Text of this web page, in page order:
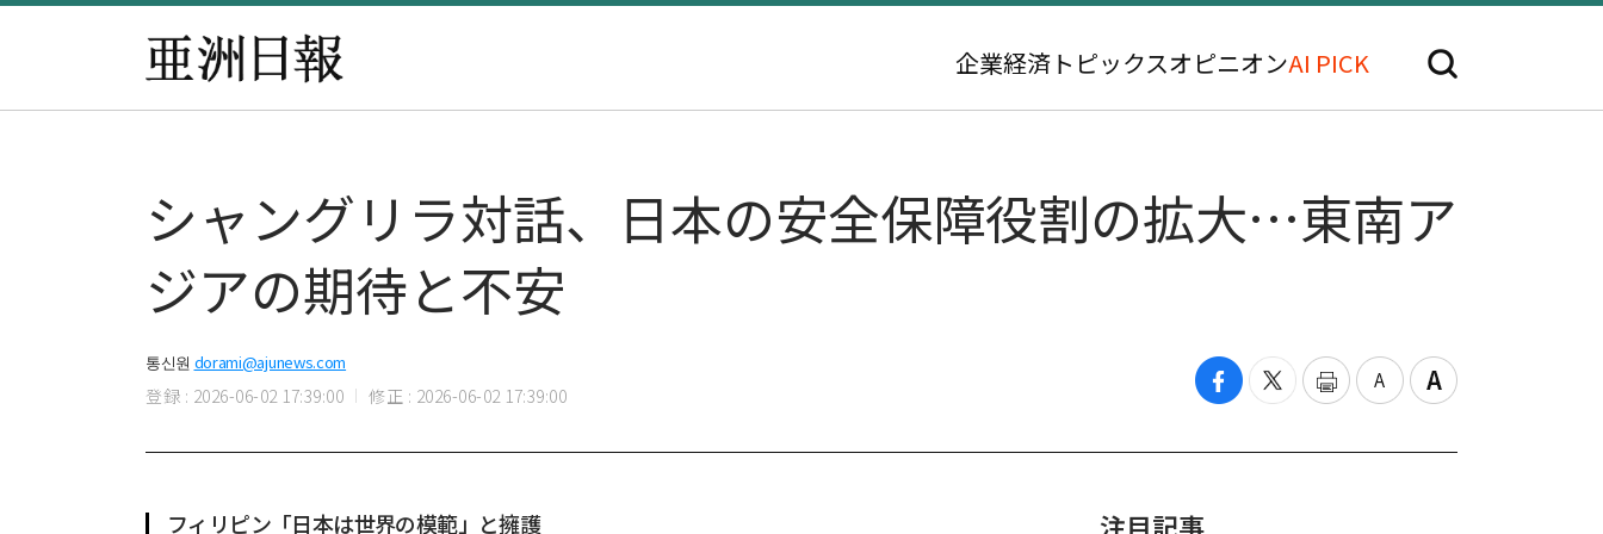
企業経済 トピックスオピニオンAI PICK
シャングリラ対話、日本の安全保障役割の拡大…東南ア
ジアの期待と不安
통신원 dorami@ajunews.com
登録 : 2026-06-02 17:39:00 修正 : 2026-06-02 17:39:00
フィリピン「日本は世界の模範」と擁護 注目記事